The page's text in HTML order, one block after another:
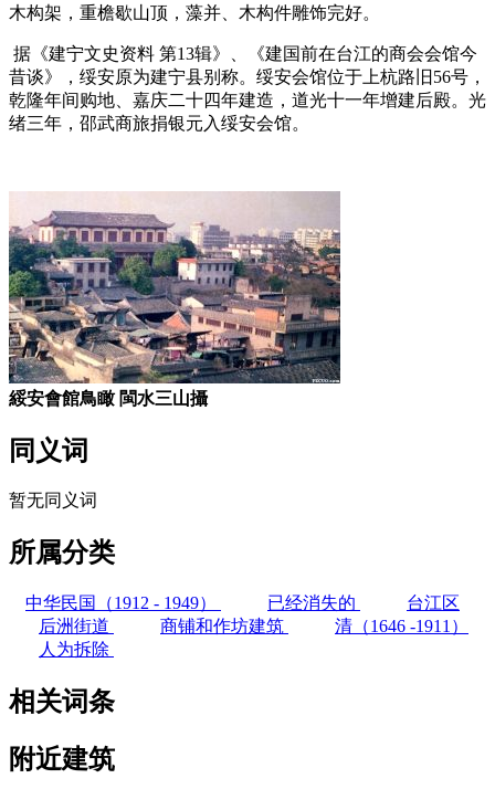
木构架，重檐歇山顶，藻并、木构件雕饰完好。
据《建宁文史资料 第13辑》、《建国前在台江的商会会馆今
昔谈》，绥安原为建宁县别称。绥安会馆位于上杭路旧56号，
乾隆年间购地、嘉庆二十四年建造，道光十一年增建后殿。光
绪三年，邵武商旅捐银元入绥安会馆。
綏安會館鳥瞰 閩水三山攝
同义词
暂无同义词
所属分类
中华民国（1912 - 1949） 已经消失的
台江区
后洲街道
商铺和作坊建筑
清（1646 -1911）
人为拆除
相关词条
附近建筑